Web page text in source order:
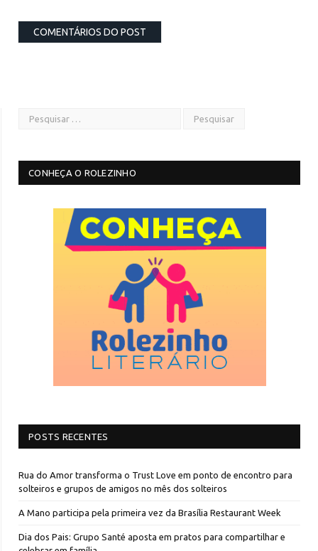
CONHEÇA O ROLEZINHO
POSTS RECENTES
Rua do Amor transforma o Trust Love em ponto de encontro para
solteiros e grupos de amigos no mês dos solteiros
A Mano participa pela primeira vez da Brasília Restaurant Week
Dia dos Pais: Grupo Santé aposta em pratos para compartilhar e